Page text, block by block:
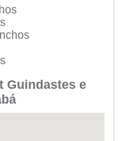
Guindastes e